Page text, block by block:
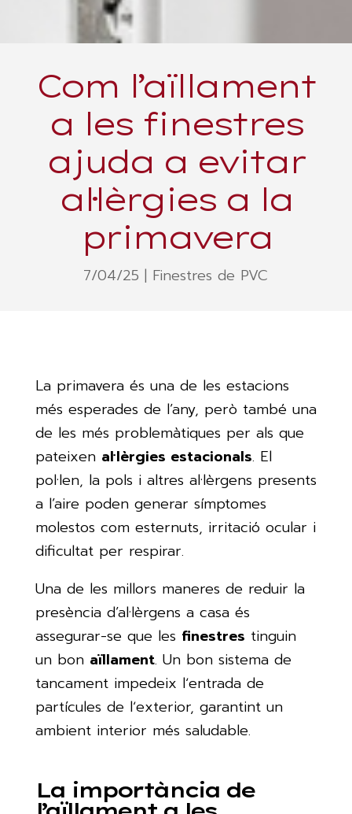
Com l’aïllament
a les finestres
ajuda a evitar
al·lèrgies a la
primavera
7/04/25 | Finestres de PVC
La primavera és una de les estacions
més esperades de l’any, però també una
de les més problemàtiques per als que
pateixen al·lèrgies estacionals. El
pol·len, la pols i altres al·lèrgens presents
a l’aire poden generar símptomes
molestos com esternuts, irritació ocular i
dificultat per respirar.
Una de les millors maneres de reduir la
presència d’al·lèrgens a casa és
assegurar-se que les finestres tinguin
un bon aïllament. Un bon sistema de
tancament impedeix lʻentrada de
partícules de lʻexterior, garantint un
ambient interior més saludable.
La importància de